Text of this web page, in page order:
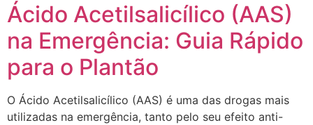
Ácido Acetilsalicílico (AAS)
na Emergência: Guia Rápido
para o Plantão
O Ácido Acetilsalicílico (AAS) é uma das drogas mais
utilizadas na emergência, tanto pelo seu efeito anti-